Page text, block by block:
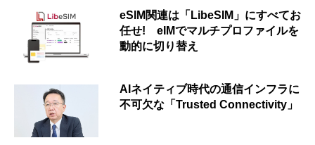
eSIM関連は「LibeSIM」にすべてお
任せ! eIMでマルチプロファイルを
動的に切り替え
AIネイティブ時代の通信インフラに
不可欠な「Trusted Connectivity」